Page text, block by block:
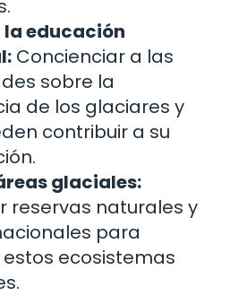
la educación
Concienciar a las
sobre la
de los glaciares y
contribuir a su
glaciales:
reservas naturales y
para
ecosistemas